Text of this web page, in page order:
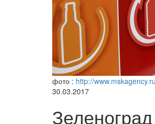
фото : http://
30.03.2017